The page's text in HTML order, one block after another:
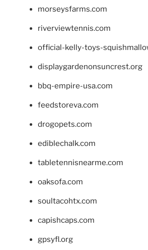
morseysfarms.com
riverviewtennis.com
official-kelly-toys-
displaygardenonsuncrest.org
bbq-empire-usa.com
feedstoreva.com
drogopets.com
ediblechalk.com
tabletennisnearme.com
oaksofa.com
soultacohtx.com
capishcaps.com
gpsyfl.org